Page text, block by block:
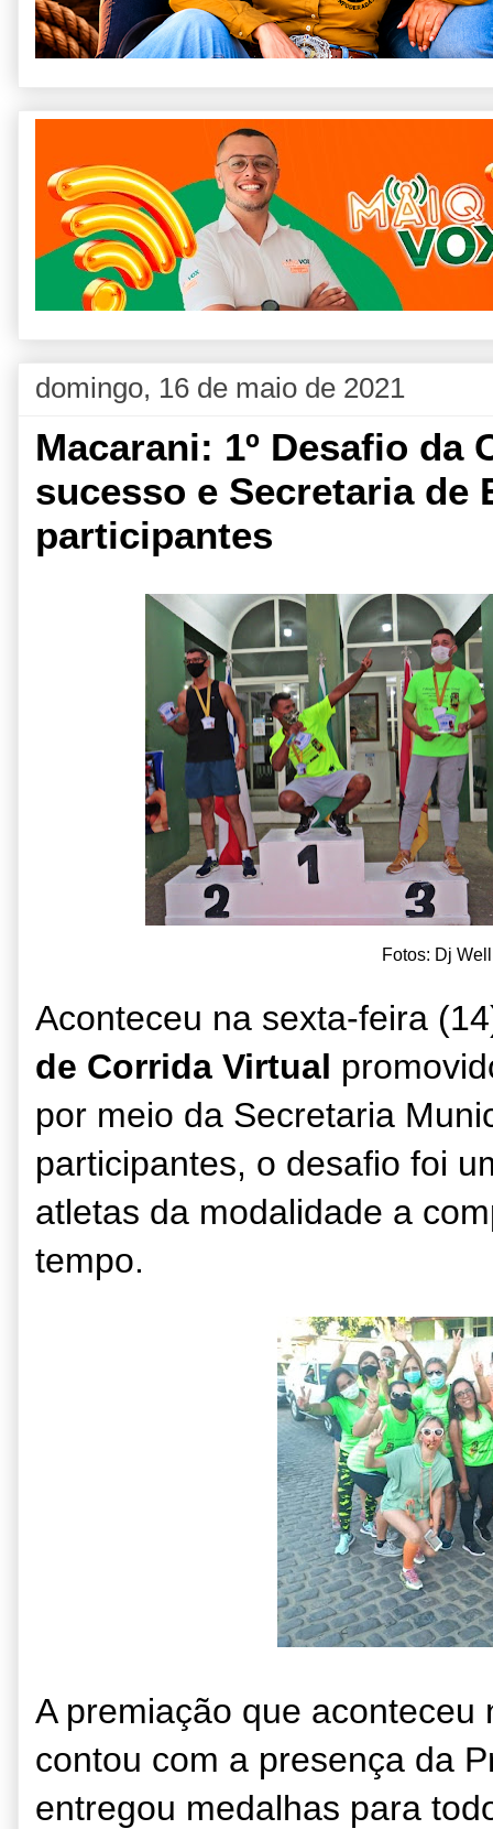
domingo, 16 de maio de 2021
Macarani: 1º Desafio
sucesso e Secretaria de
participantes
Fotos: Dj
Aconteceu na sexta-feira
de Corrida Virtual
por meio da Secretaria
participantes, o desafio foi
atletas da modalidade a
tempo.
A premiação que
contou com a presença da
entregou medalhas para